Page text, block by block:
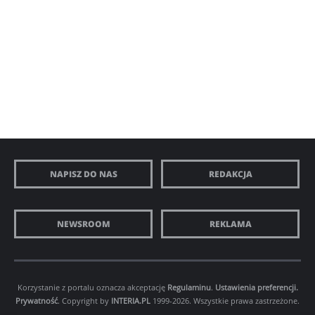
NAPISZ DO NAS REDAKCJA
NEWSROOM REKLAMA
Korzystanie z portalu oznacza akceptację Regulaminu. Ustawienia preferencji.
Prywatność. Copyright by INTERIA.PL 1999-2026. Wszystkie prawa zastrzeżone.